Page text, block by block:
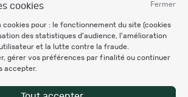
Fermer
cookies
cookies pour : le fonctionnement du site (cookies
des statistiques d'audience, l'amélioration
et la lutte contre la fraude.
gérer vos préférences par finalité ou continuer
accepter.
d'utilisation